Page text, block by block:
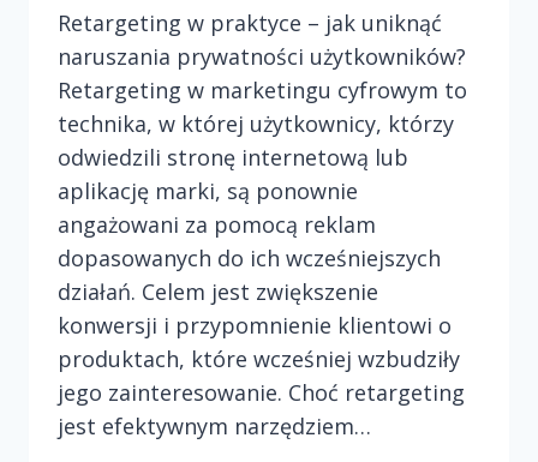
Retargeting w praktyce – jak uniknąć
naruszania prywatności użytkowników?
Retargeting w marketingu cyfrowym to
technika, w której użytkownicy, którzy
odwiedzili stronę internetową lub
aplikację marki, są ponownie
angażowani za pomocą reklam
dopasowanych do ich wcześniejszych
działań. Celem jest zwiększenie
konwersji i przypomnienie klientowi o
produktach, które wcześniej wzbudziły
jego zainteresowanie. Choć retargeting
jest efektywnym narzędziem…